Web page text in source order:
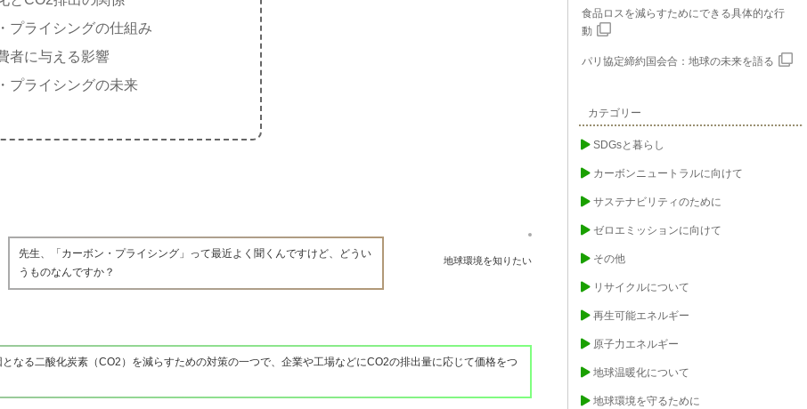
プライシングの仕組み
者に与える影響
プライシングの未来
地球環境を知りたい
先生、「カーボン・プライシング」って最近よく聞くんですけど、どうい
うものなんですか？
なる二酸化炭素（CO2）を減らすための対策の一つで、企業や工場などにCO2の排出量に応じて価格をつ
食品ロスを減らすためにできる具体的な行
動
パリ協定締約国会合：地球の未来を語る
カテゴリー
SDGsと暮らし
カーボンニュートラルに向けて
サステナビリティのために
ゼロエミッションに向けて
その他
リサイクルについて
再生可能エネルギー
原子力エネルギー
地球温暖化について
地球環境を守るために